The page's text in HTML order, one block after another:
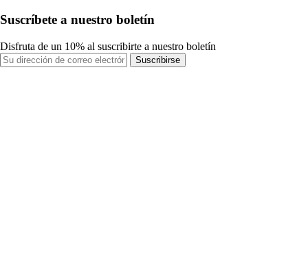
Suscríbete a nuestro boletín
Disfruta de un 10% al suscribirte a nuestro boletín
Suscribirse